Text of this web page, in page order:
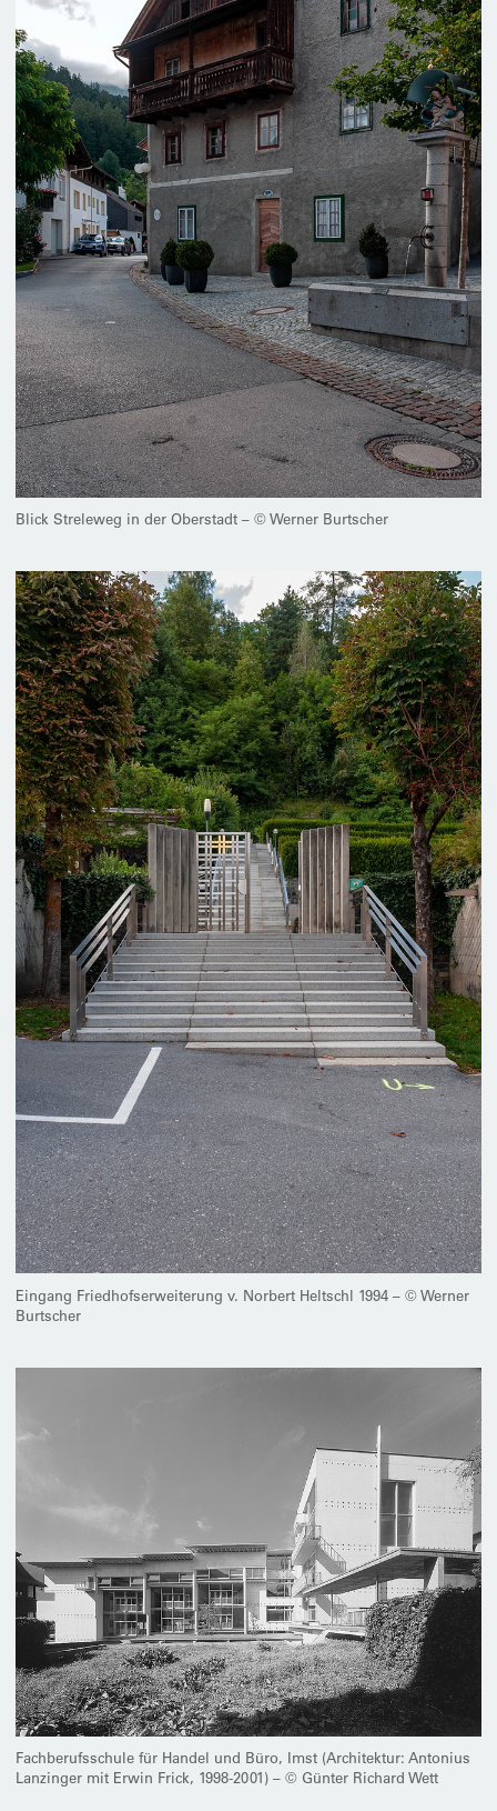
Blick Streleweg in der Oberstadt – © Werner Burtscher
Eingang Friedhofserweiterung v. Norbert Heltschl 1994 – © Werner
Burtscher
Fachberufsschule für Handel und Büro, Imst (Architektur: Antonius
Lanzinger mit Erwin Frick, 1998-2001) – © Günter Richard Wett